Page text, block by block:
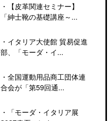
・
【皮革関連セミナー】
「紳士靴の基礎講座～...
・ イタリア大使館 貿易促進
部、「モーダ・イ...
・ 全国運動用品商工団体連
合会が「第59回通...
・
「モーダ・イタリア展